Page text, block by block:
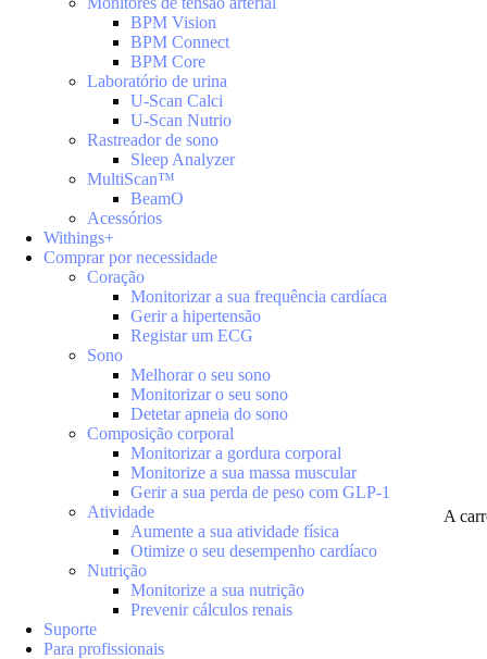
A
BPM Vision
BPM Connect
BPM Core
Laboratório de urina
U-Scan Calci
U-Scan Nutrio
Rastreador de sono
Sleep Analyzer
MultiScan™
BeamO
Acessórios
Withings+
Comprar por necessidade
Coração
Monitorizar a sua frequência cardíaca
Gerir a hipertensão
Registar um ECG
Sono
Melhorar o seu sono
Monitorizar o seu sono
Detetar apneia do sono
Composição corporal
Monitorizar a gordura corporal
Monitorize a sua massa muscular
Gerir a sua perda de peso com GLP-1
Atividade
Aumente a sua atividade física
Otimize o seu desempenho cardíaco
Nutrição
Monitorize a sua nutrição
Prevenir cálculos renais
Suporte
Para profissionais